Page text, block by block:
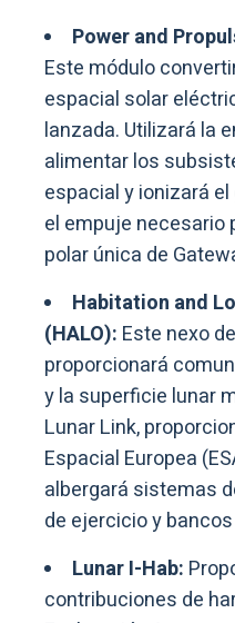
Power and
Este módulo
espacial solar
lanzada. Utilizará la
alimentar los
espacial y ionizará
el empuje necesario
polar única de
Habitation and
(HALO): Este nexo
proporcionará
y la superficie lunar
Lunar Link,
Espacial Europea
albergará sistemas
de ejercicio y
Lunar I-Hab:
contribuciones de